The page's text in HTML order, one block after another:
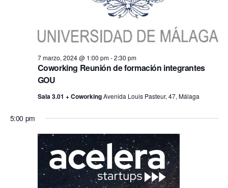
Coworking Reunión de formación integrantes
GOU
7 marzo, 2024 @ 1:00 pm-2:30 pm
Sala 3.01 + CoworkingAvenida Louis Pasteur, 47, Málaga
5:00 pm